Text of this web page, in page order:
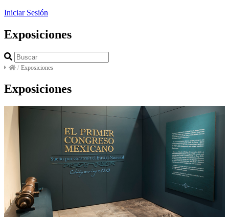
Iniciar Sesión
Exposiciones
/ Exposiciones
Exposiciones